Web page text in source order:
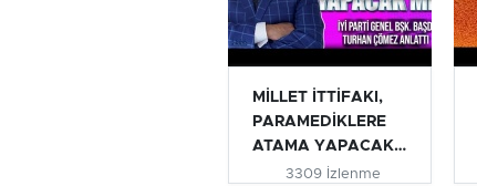
MİLLET İTTİFAKI,
PARAMEDİKLERE
ATAMA YAPACAK
MI? | TURHAN...
3309 İzlenme